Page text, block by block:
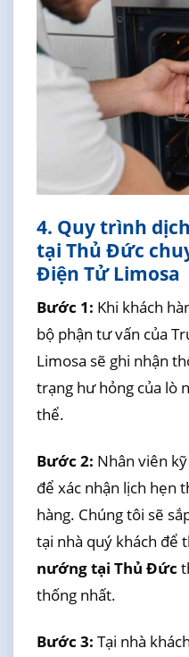
4. Quy trình
tại Thủ Đức
Điện Tử Limosa
Bước 1: Khi khách
bộ phận tư vấn của
Limosa sẽ ghi nhận
trạng hư hỏng của lò
thể.
Bước 2: Nhân viên
để xác nhận lịch hẹn
hàng. Chúng tôi sẽ
tại nhà quý khách để
nướng tại Thủ Đức
thống nhất.
Bước 3: Tại nhà